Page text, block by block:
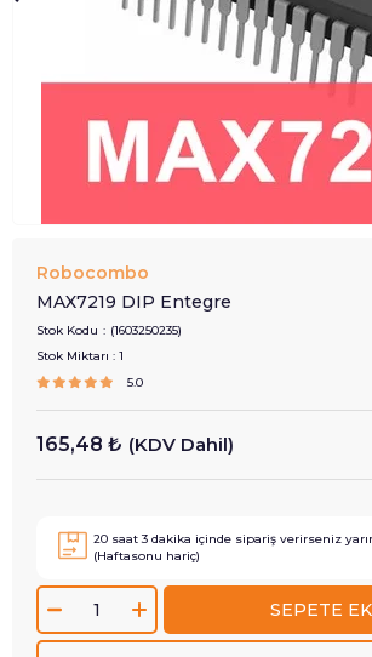
Robocombo
MAX7219 DIP Entegre
Stok Kodu
(1603250235)
Stok Miktarı : 1
5.0
165,48 ₺ (KDV Dahil)
20 saat3 dakika içinde sipariş verirseniz
(Haftasonu hariç)